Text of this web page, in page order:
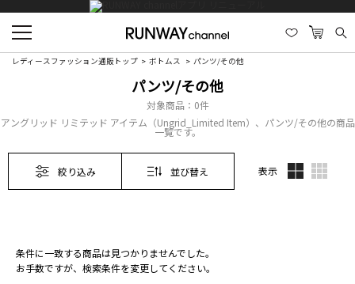
レディースファッション通販トップ ボトムス パンツ/その他
パンツ/その他
対象商品： 0件
アングリッド リミテッド アイテム（Ungrid_Limited Item）、パンツ/その他の商品
一覧です。
絞り込み 並び替え 表示
条件に一致する商品は見つかりませんでした。
お手数ですが、検索条件を変更してください。